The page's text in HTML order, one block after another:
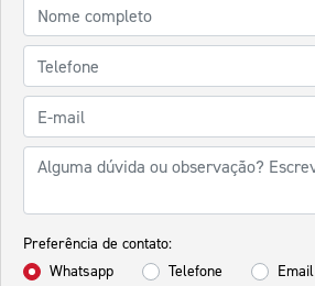
Preferência de contato:
Whatsapp
Telefone Email